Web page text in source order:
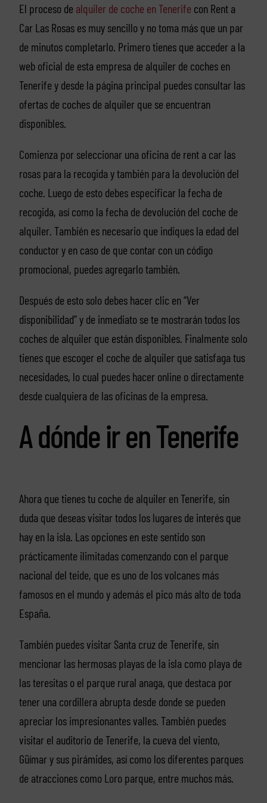
El proceso de alquiler de coche en Tenerife con Rent a
Car Las Rosas es muy sencillo y no toma más que un par
de minutos completarlo. Primero tienes que acceder a la
web oficial de esta empresa de alquiler de coches en
Tenerife y desde la página principal puedes consultar las
ofertas de coches de alquiler que se encuentran
disponibles.
Comienza por seleccionar una oficina de rent a car las
rosas para la recogida y también para la devolución del
coche. Luego de esto debes especificar la fecha de
recogida, así como la fecha de devolución del coche de
alquiler. También es necesario que indiques la edad del
conductor y en caso de que contar con un código
promocional, puedes agregarlo también.
Después de esto solo debes hacer clic en “Ver
disponibilidad” y de inmediato se te mostrarán todos los
coches de alquiler que están disponibles. Finalmente solo
tienes que escoger el coche de alquiler que satisfaga tus
necesidades, lo cual puedes hacer online o directamente
desde cualquiera de las oficinas de la empresa.
A dónde ir en Tenerife
Ahora que tienes tu coche de alquiler en Tenerife, sin
duda que deseas visitar todos los lugares de interés que
hay en la isla. Las opciones en este sentido son
prácticamente ilimitadas comenzando con el parque
nacional del teide, que es uno de los volcanes más
famosos en el mundo y además el pico más alto de toda
España.
También puedes visitar Santa cruz de Tenerife, sin
mencionar las hermosas playas de la isla como playa de
las teresitas o el parque rural anaga, que destaca por
tener una cordillera abrupta desde donde se pueden
apreciar los impresionantes valles. También puedes
visitar el auditorio de Tenerife, la cueva del viento,
Güímar y sus pirámides, así como los diferentes parques
de atracciones como Loro parque, entre muchos más.